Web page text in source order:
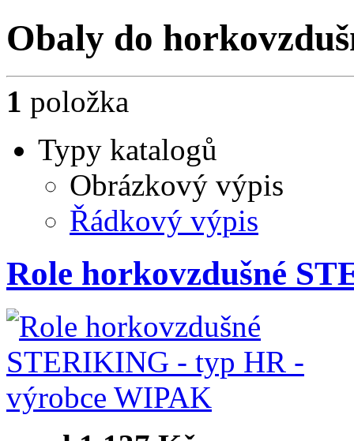
Obaly do
1 položka
Typy katalogů
Obrázkový výpis
Řádkový výpis
Role horkovzdušné